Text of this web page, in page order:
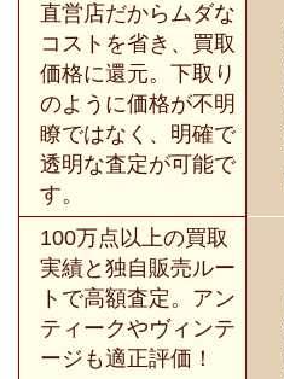
直営店だからムダな
コストを省き、買取
価格に還元。下取り
のように価格が不明
瞭ではなく、明確で
透明な査定が可能で
す。
100万点以上の買取
実績と独自販売ルー
トで高額査定。アン
ティークやヴィンテ
ージも適正評価！